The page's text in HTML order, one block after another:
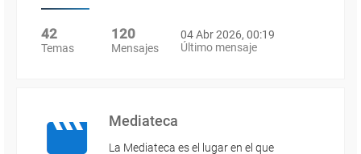
42
Temas
120
Mensajes
04 Abr 2026, 00:19
Último mensaje
Mediateca
La Mediateca es el lugar en el que